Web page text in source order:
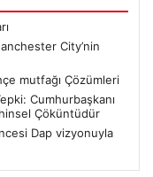
City’nin
mutfağı Çözümleri
Cumhurbaşkanı
Çöküntüdür
Dap vizyonuyla